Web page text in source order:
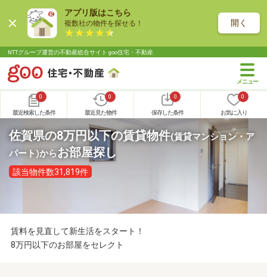
アプリ版はこちら
複数社の物件を探せる！ 開く
NTTグループ運営の不動産総合サイト goo住宅・不動産
0
最近検索した条件
0
最近見た物件
0
保存した条件
0
お気に入り
佐賀県の8万円以下の賃貸物件(賃貸マンション・ア
パート)からお部屋探し
該当物件数31,819件
賃料を見直して新生活をスタート！
8万円以下のお部屋をセレクト